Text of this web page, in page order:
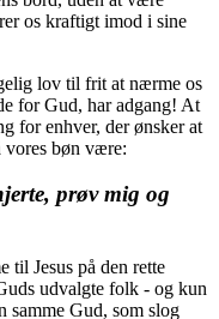
os kraftigt imod i sine
lov til frit at nærme os
for Gud, har adgang! At
for enhver, der ønsker at
vores bøn være:
prøv mig og
til Jesus på den rette
udvalgte folk - og kun
Gud, som slog